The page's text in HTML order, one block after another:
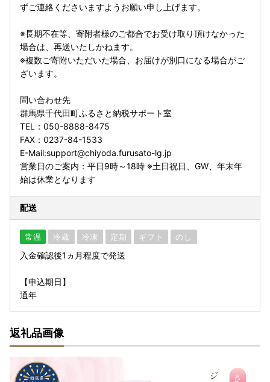
ずご連絡くださいますようお願い申し上げます。
※長期不在等、寄附者様のご都合でお受け取り頂けなかった
場合は、再送いたしかねます。
※複数ご寄附いただいた場合、お届けが別口になる場合がご
ざいます。
問い合わせ先
群馬県千代田町ふるさと納税サポート室
TEL：050-8888-8475
FAX：0237-84-1533
E-Mail:support@chiyoda.furusato-lg.jp
営業日のご案内：平日9時～18時 ※土日祝日、GW、年末年
始は休業となります
配送
常温 冷蔵 冷凍 定期 ギフト のし
入金確認後1ヵ月程度で発送
【申込期日】
通年
返礼品画像